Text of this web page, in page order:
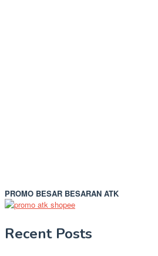
PROMO BESAR BESARAN ATK
Recent Posts